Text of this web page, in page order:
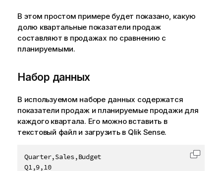
В этом простом примере будет показано, какую
долю квартальные показатели продаж
составляют в продажах по сравнению с
планируемыми.
Набор данных
В используемом наборе данных содержатся
показатели продаж и планируемые продажи для
каждого квартала. Его можно вставить в
текстовый файл и загрузить в Qlik Sense.
Quarter,Sales,Budget
Q1,9,10